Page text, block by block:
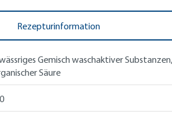
Rezepturinformation
Gemisch waschaktiver Substanzen,
Säure